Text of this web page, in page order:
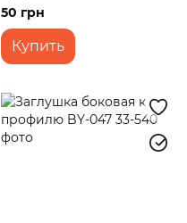
50 грн
Купить